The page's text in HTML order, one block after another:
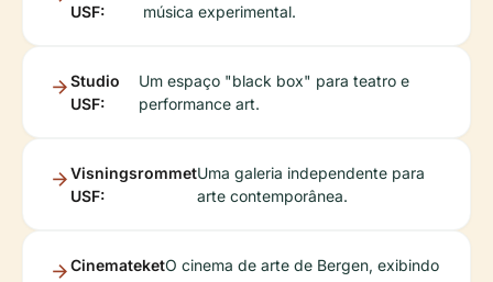
USF:
música experimental.
Studio
USF:
Um espaço "black box" para teatro e
performance art.
Visningsrommet
USF:
Uma galeria independente para
arte contemporânea.
CinemateketO cinema de arte de Bergen, exibindo